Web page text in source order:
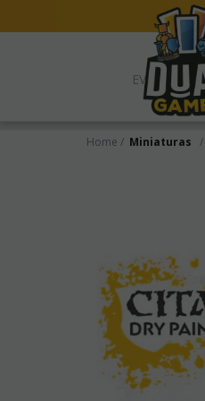
EVENTOS
Home Miniaturas